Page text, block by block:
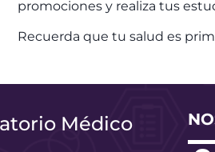
promociones y realiza tus
Recuerda que tu salud es
Médico